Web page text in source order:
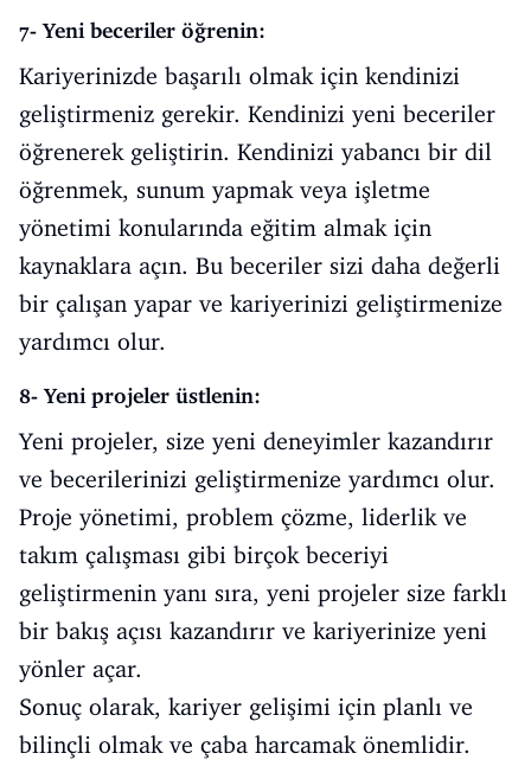
7- Yeni beceriler öğrenin:
Kariyerinizde başarılı olmak için kendinizi
geliştirmeniz gerekir. Kendinizi yeni beceriler
öğrenerek geliştirin. Kendinizi yabancı bir dil
öğrenmek, sunum yapmak veya işletme
yönetimi konularında eğitim almak için
kaynaklara açın. Bu beceriler sizi daha değerli
bir çalışan yapar ve kariyerinizi geliştirmenize
yardımcı olur.
8- Yeni projeler üstlenin:
Yeni projeler, size yeni deneyimler kazandırır
ve becerilerinizi geliştirmenize yardımcı olur.
Proje yönetimi, problem çözme, liderlik ve
takım çalışması gibi birçok beceriyi
geliştirmenin yanı sıra, yeni projeler size farklı
bir bakış açısı kazandırır ve kariyerinize yeni
yönler açar.
Sonuç olarak, kariyer gelişimi için planlı ve
bilinçli olmak ve çaba harcamak önemlidir.